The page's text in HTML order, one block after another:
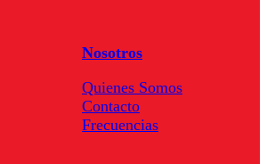
Nosotros
Quienes Somos
Contacto
Frecuencias